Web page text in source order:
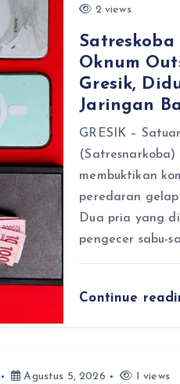
2 views
Satreskoba
Oknum
Gresik,
Jaringan
​GRESIK –
(Satresnarkoba)
membuktikan
peredaran
Dua pria yang
pengecer sabu-
Continue
Agustus 5, 2026 1 views